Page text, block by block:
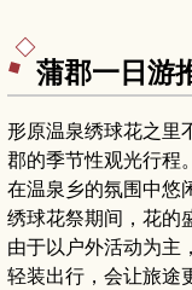
蒲郡一日游
形原温泉绣球花之里
郡的季节性观光行程。
在温泉乡的氛围中悠
绣球花祭期间，花的
由于以户外活动为主
轻装出行，会让旅途